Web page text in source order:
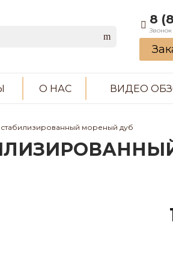
8
О НАС ВИДЕО
стабилизированный мореный дуб